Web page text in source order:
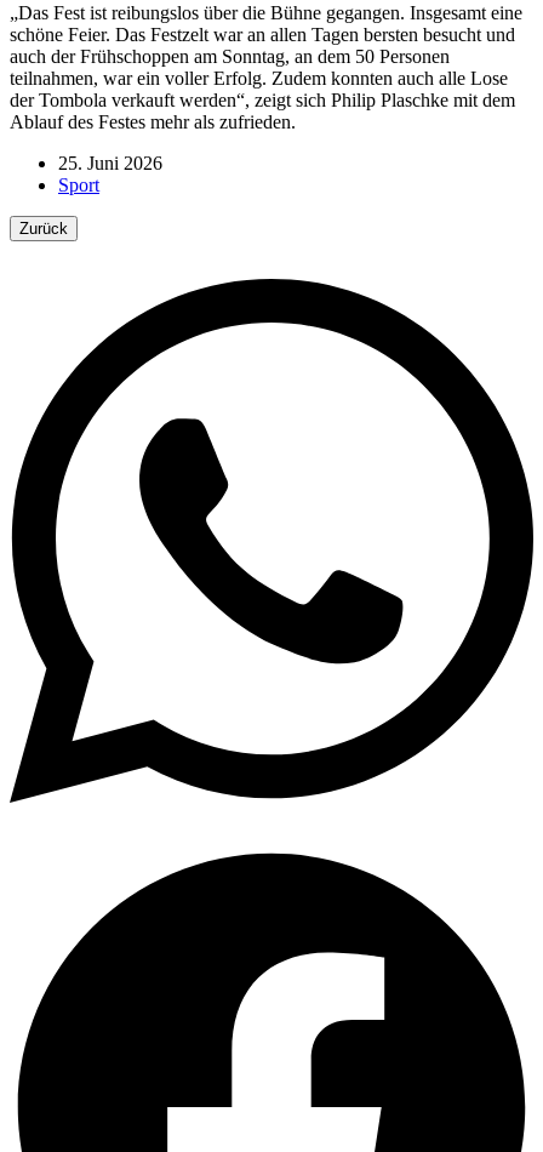
„Das Fest ist reibungslos über die Bühne gegangen. Insgesamt eine
schöne Feier. Das Festzelt war an allen Tagen bersten besucht und
auch der Frühschoppen am Sonntag, an dem 50 Personen
teilnahmen, war ein voller Erfolg. Zudem konnten auch alle Lose
der Tombola verkauft werden“, zeigt sich Philip Plaschke mit dem
Ablauf des Festes mehr als zufrieden.
25. Juni 2026
Sport